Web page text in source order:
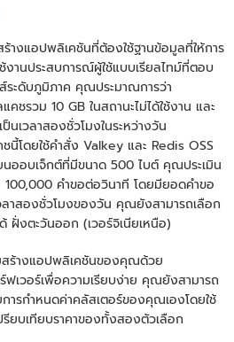
างแอปพลิเคชันที่ต้องใช้ฐานข้อมูลที่ให้การ
งานประสบการณ์ผู้ใช้แบบเรียลไทม์ที่ตอบ
ะดับภูมิภาค คุณประมาณการว่า
ชรวม 10 GB ในสถานะไม่ได้ใช้งาน และ
นเวลาสองชั่วโมงในระหว่างวัน
โดยใช้คําสั่ง Valkey และ Redis OSS
นออบเจ็กต์ที่มีขนาด 500 ไบต์ คุณประเมิน
คําขอต่อวินาที โดยมียอดคําขอ
าสองชั่วโมงของวัน คุณยังสามารถเลือก
ฝั่งตะวันออก (เวอร์จิเนียเหนือ)
สร้างแอปพลิเคชันของคุณด้วย
ฟเวอร์เพื่อความเรียบง่าย คุณยังสามารถ
การกําหนดค่าคลัสเตอร์ของคุณเองโดยใช้
ยบเทียบราคาของทั้งสองตัวเลือก